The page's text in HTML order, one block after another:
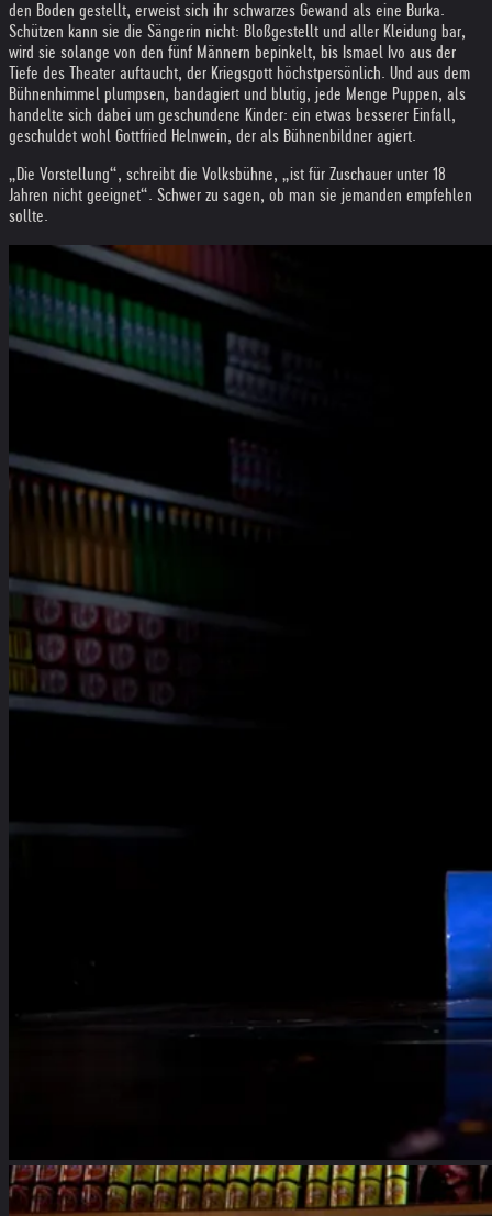
den Boden ­gestellt, erweist sich ihr schwarzes Gewand als eine Burka.
Schützen kann sie die ­Sängerin nicht: Bloßgestellt und aller ­Kleidung bar,
wird sie solange von den fünf Männern bepinkelt, bis Ismael Ivo aus der
Tiefe des Theater auftaucht, der Kriegsgott höchstpersönlich. Und aus dem
Bühnenhimmel plumpsen, bandagiert und blutig, jede Menge Puppen, als
handelte sich dabei um geschundene Kinder: ein etwas besserer Einfall,
geschuldet wohl Gottfried Helnwein, der als Bühnenbildner agiert.
„Die Vorstellung“, schreibt die Volksbühne, „ist für Zuschauer unter 18
Jahren nicht geeignet“. Schwer zu sagen, ob man sie ­jemanden empfehlen
sollte.